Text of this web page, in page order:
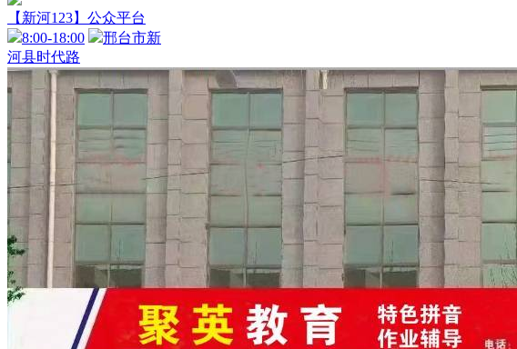
【新河123】公众平台
8:00-18:00
邢台市新
河县时代路